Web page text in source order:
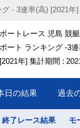
- 3連率(高) [2021年
ボートレース 児島 競
ボート ランキング -3
[2021年] 集計期間 :
日の結果 過去
終了レース結果 モ